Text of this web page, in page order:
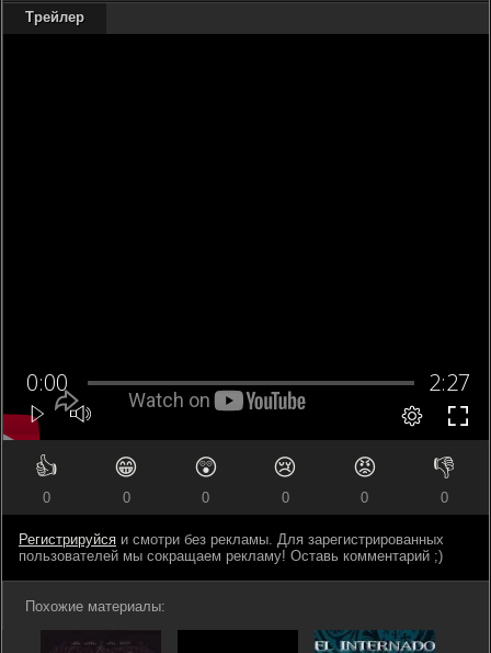
Трейлер
👍
0
😁
0
😲
0
😢
0
😡
0
👎
0
Регистрируйся и смотри без рекламы. Для зарегистрированных
пользователей мы сокращаем рекламу! Оставь комментарий ;)
Похожие материалы: